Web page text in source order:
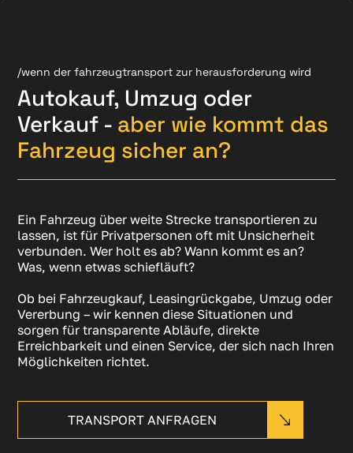
/wenn der fahrzeugtransport zur herausforderung wird
Autokauf, Umzug oder
Verkauf - aber wie kommt das
Fahrzeug sicher an?
Ein Fahrzeug über weite Strecke transportieren zu
lassen, ist für Privatpersonen oft mit Unsicherheit
verbunden. Wer holt es ab? Wann kommt es an?
Was, wenn etwas schiefläuft?
Ob bei Fahrzeugkauf, Leasingrückgabe, Umzug oder
Vererbung – wir kennen diese Situationen und
sorgen für transparente Abläufe, direkte
Erreichbarkeit und einen Service, der sich nach Ihren
Möglichkeiten richtet.
TRANSPORT ANFRAGEN